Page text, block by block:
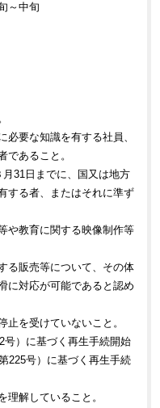
～中旬
要な知識を有する社員、
であること。
31日までに、国又は地方
する者、またはそれに準ず
や教育に関する映像制作等
る販売等について、その体
に対応が可能であると認め
を受けていないこと。
）に基づく再生手続開始
225号）に基づく再生手続
解していること。